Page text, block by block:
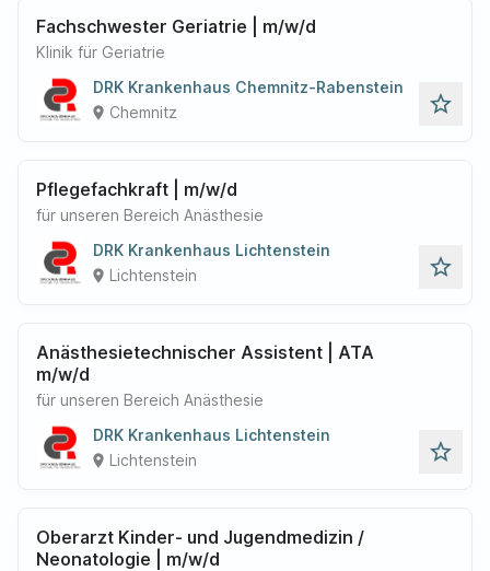
Fachschwester Geriatrie | m/w/d
Klinik für Geriatrie
DRK Krankenhaus Chemnitz-Rabenstein
place Chemnitz star_outline
Pflegefachkraft | m/w/d
für unseren Bereich Anästhesie
DRK Krankenhaus Lichtenstein
place Lichtenstein star_outline
Anästhesietechnischer Assistent | ATA
m/w/d
für unseren Bereich Anästhesie
DRK Krankenhaus Lichtenstein
place Lichtenstein star_outline
Oberarzt Kinder- und Jugendmedizin /
Neonatologie | m/w/d